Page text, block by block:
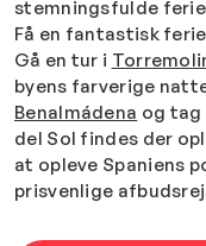
stemningsfulde
Få en fantastisk
Gå en tur i
byens farverige
Benalmádena og tag
del Sol findes der
at opleve Spaniens
prisvenlige